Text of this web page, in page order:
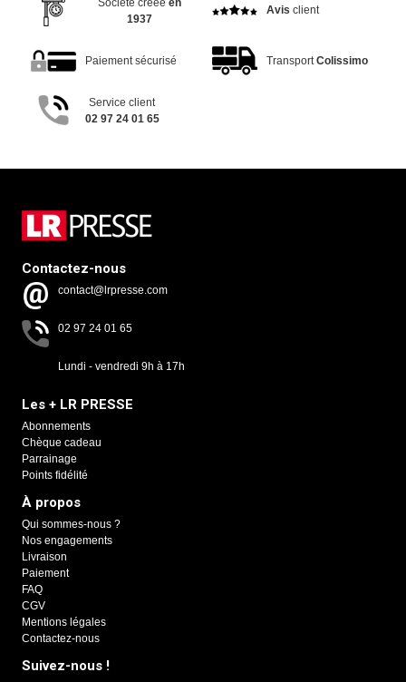
Société créée en
1937
Avis client
Paiement sécurisé TransportColissimo
Service client
02 97 24 01 65
Contactez-nous
contact@lrpresse.com
02 97 24 01 65
Lundi - vendredi 9h à 17h
Les + LR PRESSE
Abonnements
Chèque cadeau
Parrainage
Points fidélité
À propos
Qui sommes-nous ?
Nos engagements
Livraison
Paiement
FAQ
CGV
Mentions légales
Contactez-nous
Suivez-nous !